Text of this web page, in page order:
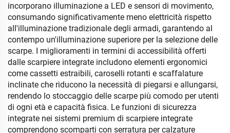
incorporano illuminazione a LED e sensori di movimento,
consumando significativamente meno elettricità rispetto
all'illuminazione tradizionale degli armadi, garantendo al
contempo un'illuminazione superiore per la selezione delle
scarpe. I miglioramenti in termini di accessibilità offerti
dalle scarpiere integrate includono elementi ergonomici
come cassetti estraibili, caroselli rotanti e scaffalature
inclinate che riducono la necessità di piegarsi e allungarsi,
rendendo lo stoccaggio delle scarpe più comodo per utenti
di ogni età e capacità fisica. Le funzioni di sicurezza
integrate nei sistemi premium di scarpiere integrate
comprendono scomparti con serratura per calzature